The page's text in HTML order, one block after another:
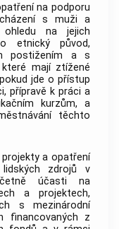
na podporu
s muži a
na jejich
etnický původ,
postižením a s
mají ztížené
jde o přístup
, přípravě k práci a
kurzům, a
těchto
a opatření
zdrojů v
účasti na
a projektech,
s mezinárodní
financovaných z